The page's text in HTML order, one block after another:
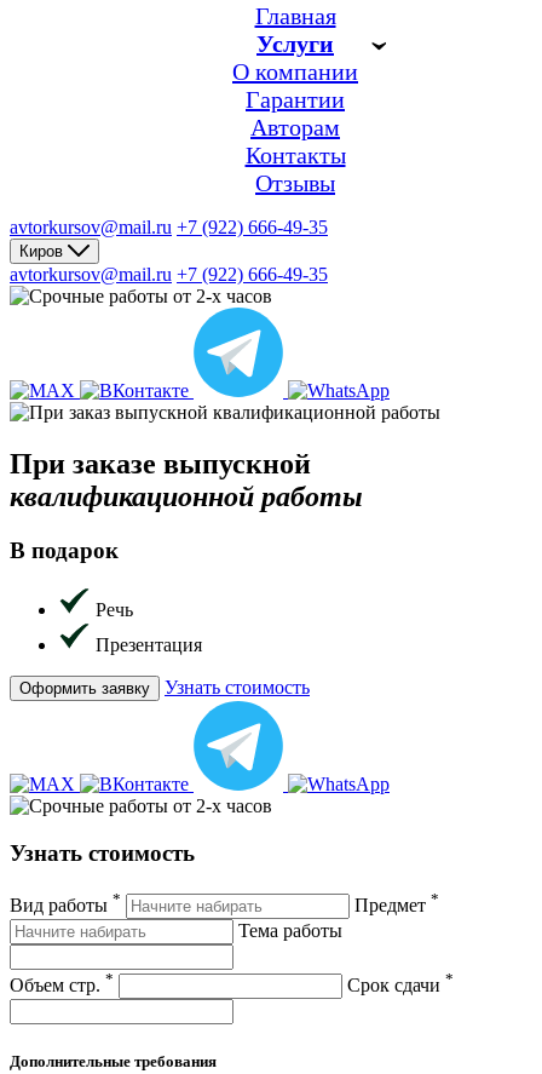
Главная
Услуги
О компании
Гарантии
Авторам
Контакты
Отзывы
avtorkursov@mail.ru +7 (922) 666-49-35
Киров
avtorkursov@mail.ru +7 (922) 666-49-35
При заказе выпускной
квалификационной работы
В подарок
Речь
Презентация
Оформить заявку Узнать стоимость
Узнать стоимость
Вид работы * Предмет *
Тема работы
Объем стр. * Срок сдачи *
Дополнительные требования